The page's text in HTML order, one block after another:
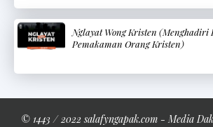
Nglayat Wong Kristen (Menghadiri
Pemakaman Orang Kristen)
© 1443 / 2022 salafyngapak.com - Media